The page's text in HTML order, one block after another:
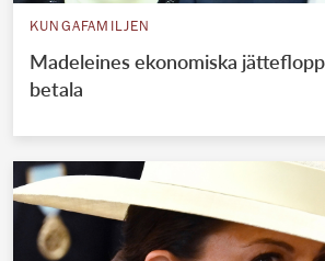
KUNGAFAMILJEN
Madeleines ekonomiska
betala